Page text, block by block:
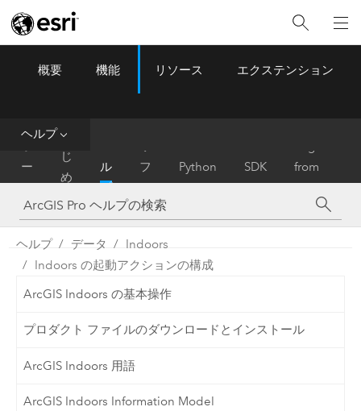
ArcGIS Pro Menu
概要 機能 リソース エクステンション
ヘルプ
ー
ム
は
じ
め
に
ル
プ
フ
ァ
レ
ン
ス
Python SDK
from
ArcMap
ヘルプ データ
Indoors
Indoors の起動アクションの構成
ArcGIS Indoors の基本操作
プロダクト ファイルのダウンロードとインストール
ArcGIS Indoors 用語
ArcGIS Indoors Information Model